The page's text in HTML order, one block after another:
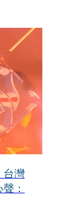
台灣
：